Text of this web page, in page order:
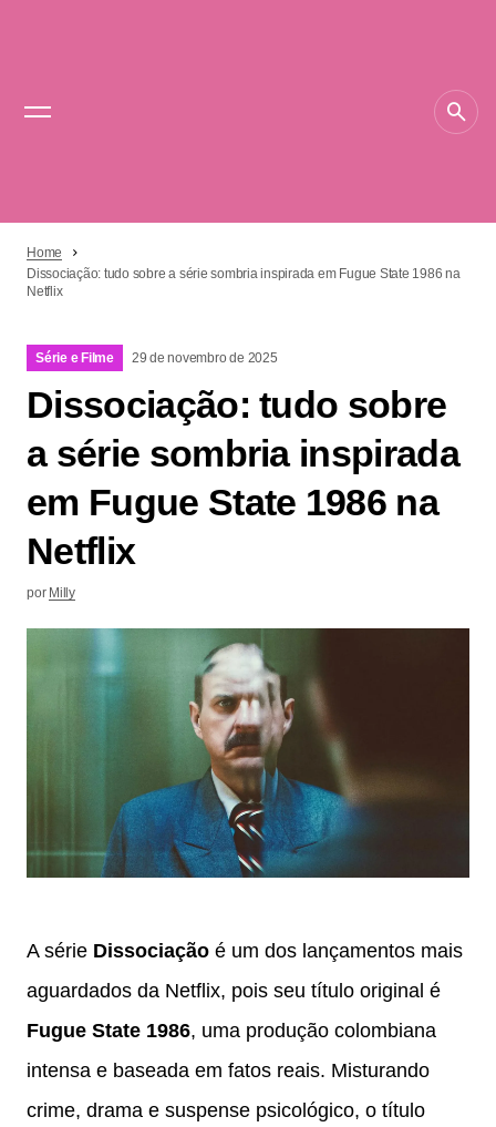
Home
Dissociação: tudo sobre a série sombria inspirada em Fugue State 1986 na
Netflix
Série e Filme 29 de novembro de 2025
Dissociação: tudo sobre
a série sombria inspirada
em Fugue State 1986 na
Netflix
por Milly
A série Dissociação é um dos lançamentos mais
aguardados da Netflix, pois seu título original é
Fugue State 1986, uma produção colombiana
intensa e baseada em fatos reais. Misturando
crime, drama e suspense psicológico, o título